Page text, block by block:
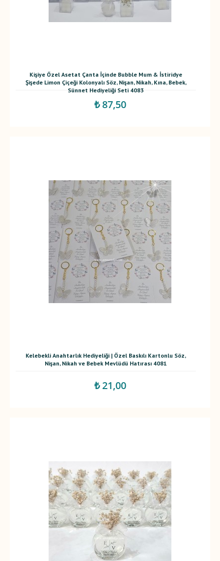
Kişiye Özel Asetat Çanta İçinde Bubble Mum & İstiridye
Şişede Limon Çiçeği Kolonyalı Söz, Nişan, Nikah, Kına, Bebek,
Sünnet Hediyeliği Seti 4083
₺ 87,50
Kelebekli Anahtarlık Hediyeliği | Özel Baskılı Kartonlu Söz,
Nişan, Nikah ve Bebek Mevlüdü Hatırası 4081
₺ 21,00